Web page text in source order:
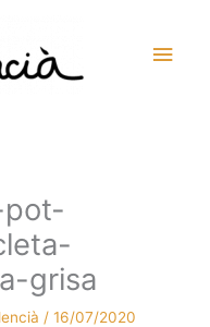
grisa
/ 16/07/2020